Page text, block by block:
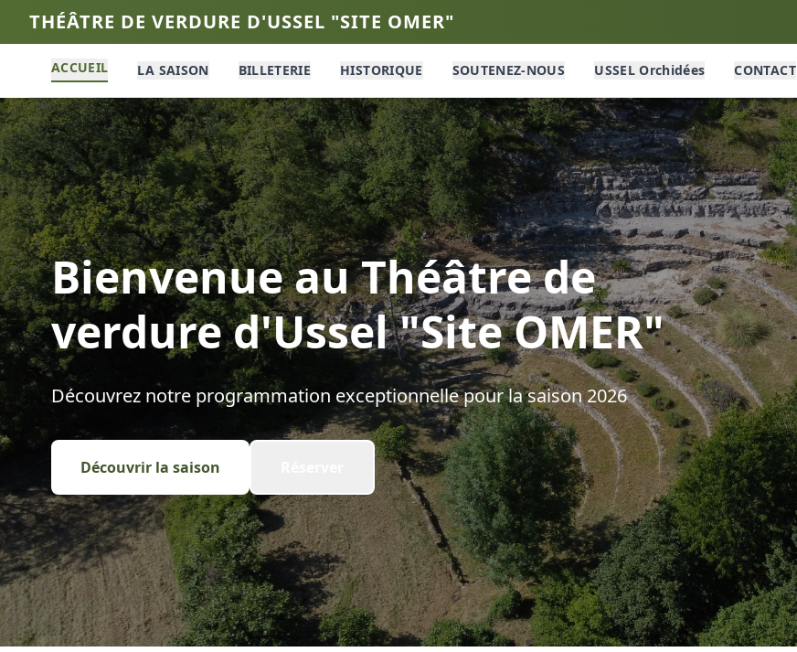
THÉÂTRE DE VERDURE D'USSEL "SITE OMER"
ACCUEIL LA SAISON BILLETERIE HISTORIQUE SOUTENEZ-NOUS USSEL Orchidées CONTACT
Bienvenue auThéâtre de
verdure d'Ussel "Site OMER"
Découvrez notre programmation exceptionnelle pour la saison2026
Découvrir la saison